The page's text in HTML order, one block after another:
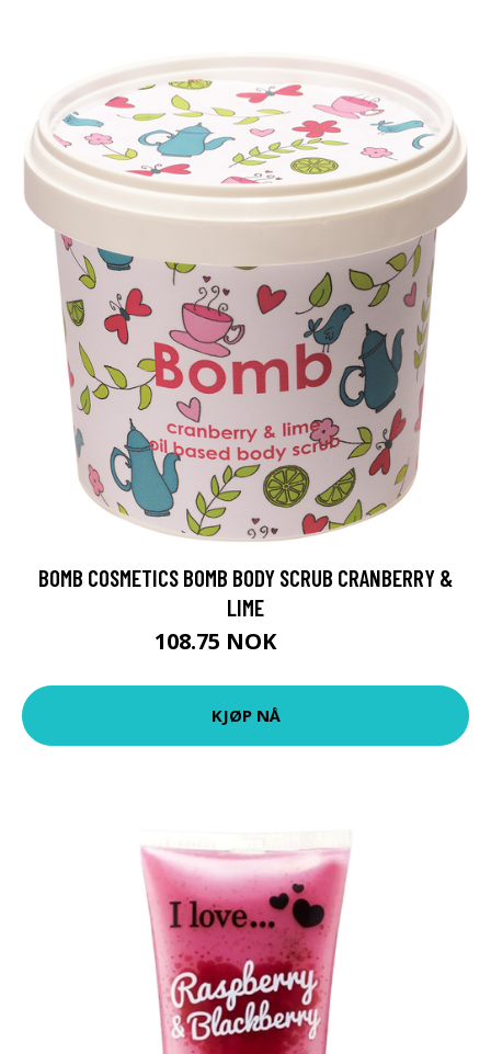
BOMB COSMETICS BOMB BODY SCRUB CRANBERRY &
LIME
108.75 NOK
KJØP NÅ